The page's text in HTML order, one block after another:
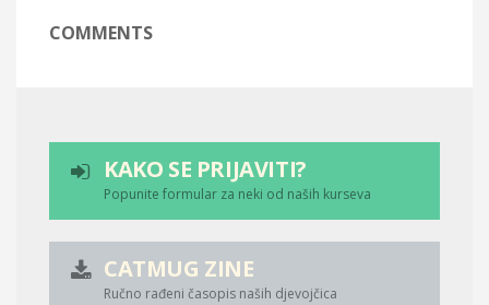
COMMENTS
KAKO SE PRIJAVITI?
Popunite formular za neki od naših kurseva
CATMUG ZINE
Ručno rađeni časopis naših djevojčica